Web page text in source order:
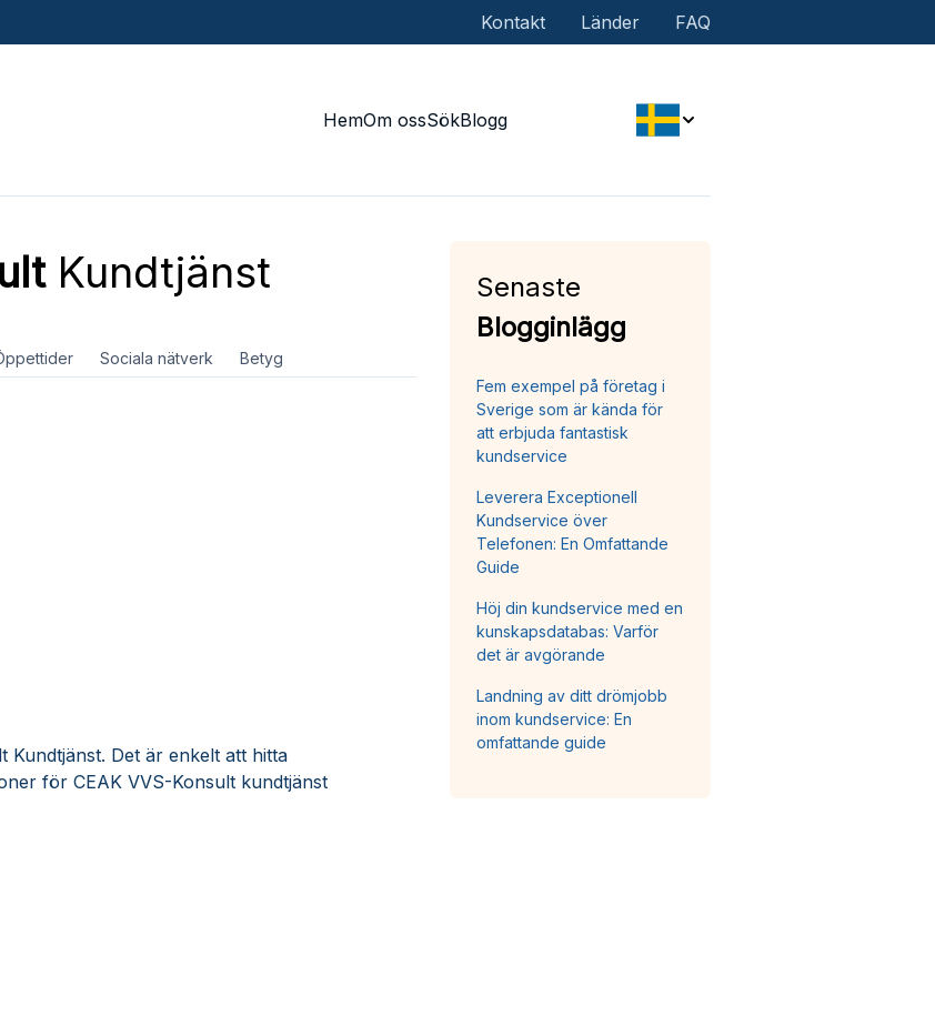
Kontakt Länder FAQ
HemOm ossSökBlogg
Kundtjänst
Sociala nätverk Betyg
Kundtjänst. Det är enkelt att hitta
för CEAK VVS-Konsult kundtjänst
Senaste
Blogginlägg
Fem exempel på företag i
Sverige som är kända för
att erbjuda fantastisk
kundservice
Leverera Exceptionell
Kundservice över
Telefonen: En Omfattande
Guide
Höj din kundservice med en
kunskapsdatabas: Varför
det är avgörande
Landning av ditt drömjobb
inom kundservice: En
omfattande guide